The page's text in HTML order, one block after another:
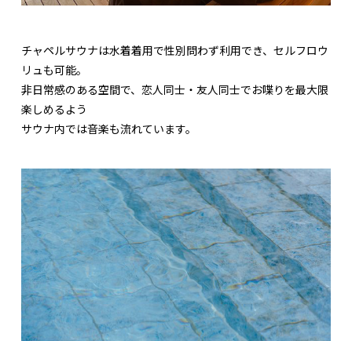
チャペルサウナは水着着用で性別問わず利用でき、セルフロウ
リュも可能。
非日常感のある空間で、恋人同士・友人同士でお喋りを最大限
楽しめるよう
サウナ内では音楽も流れています。